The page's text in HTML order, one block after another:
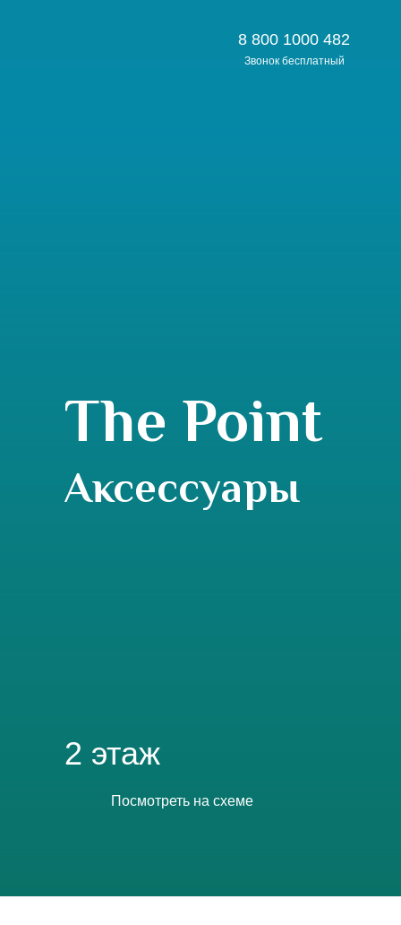
8 800 1000 482
Звонок бесплатный
The Point
Аксессуары
2 этаж
Посмотреть на схеме